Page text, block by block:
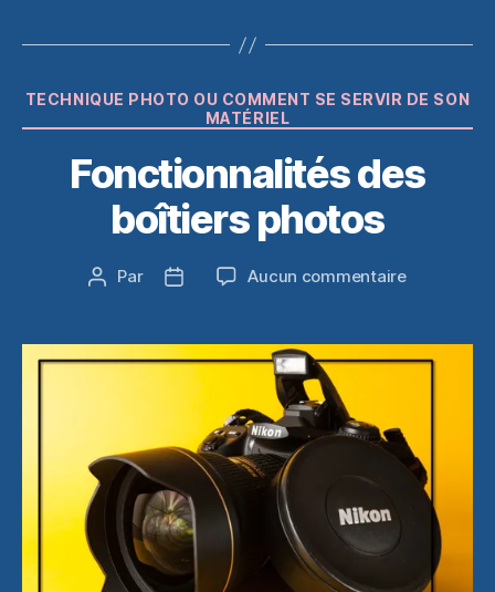
Catégories
TECHNIQUE PHOTO OU COMMENT SE SERVIR DE SON
MATÉRIEL
Fonctionnalités des
boîtiers photos
Auteur
Par
Date
Aucun commentairesur
boîtiers